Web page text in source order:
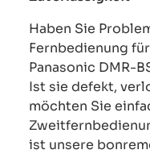
Haben Sie
Fernbedienung
Panasonic DMR-
Ist sie defekt,
möchten Sie
ist unsere